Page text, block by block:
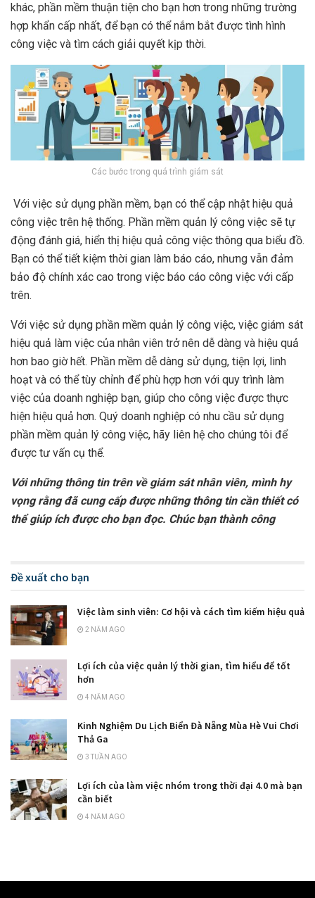
khác, phần mềm thuận tiện cho bạn hơn trong những trường
hợp khẩn cấp nhất, để bạn có thể nắm bắt được tình hình
công việc và tìm cách giải quyết kịp thời.
Các bước trong quá trình giám sát
Với việc sử dụng phần mềm, bạn có thể cập nhật hiệu quả
công việc trên hệ thống. Phần mềm quản lý công việc sẽ tự
động đánh giá, hiển thị hiệu quả công việc thông qua biểu đồ.
Bạn có thể tiết kiệm thời gian làm báo cáo, nhưng vẫn đảm
bảo độ chính xác cao trong việc báo cáo công việc với cấp
trên.
Với việc sử dụng phần mềm quản lý công việc, việc giám sát
hiệu quả làm việc của nhân viên trở nên dễ dàng và hiệu quả
hơn bao giờ hết. Phần mềm dễ dàng sử dụng, tiện lợi, linh
hoạt và có thể tùy chỉnh để phù hợp hơn với quy trình làm
việc của doanh nghiệp bạn, giúp cho công việc được thực
hiện hiệu quả hơn. Quý doanh nghiệp có nhu cầu sử dụng
phần mềm quản lý công việc, hãy liên hệ cho chúng tôi để
được tư vấn cụ thể.
Với những thông tin trên về giám sát nhân viên, mình hy
vọng rằng đã cung cấp được những thông tin cần thiết có
thể giúp ích được cho bạn đọc. Chúc bạn thành công
Đề xuất cho bạn
Việc làm sinh viên: Cơ hội và cách tìm kiếm hiệu quả
2 NĂM AGO
Lợi ích của việc quản lý thời gian, tìm hiểu để tốt
hơn
4 NĂM AGO
Kinh Nghiệm Du Lịch Biển Đà Nẵng Mùa Hè Vui Chơi
Thả Ga
3 TUẦN AGO
Lợi ích của làm việc nhóm trong thời đại 4.0 mà bạn
cần biết
4 NĂM AGO